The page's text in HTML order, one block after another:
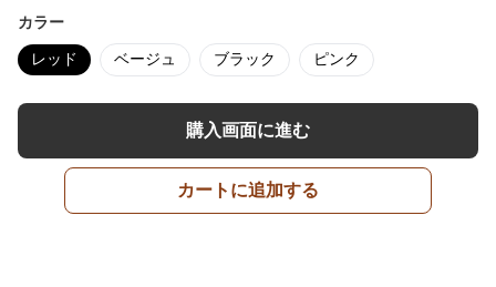
カラー
レッド ベージュ ブラック ピンク
購入画面に進む
カートに追加する